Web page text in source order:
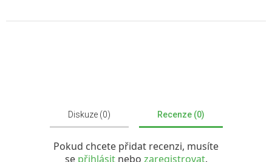
Diskuze (0) Recenze (0)
Pokud chcete přidat recenzi, musíte
se přihlásit nebo zaregistrovat.